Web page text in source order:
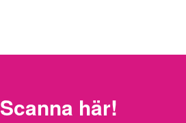
Scanna här!